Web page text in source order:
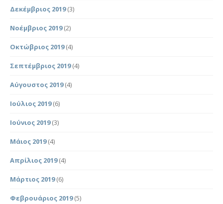
Δεκέμβριος 2019(3)
Νοέμβριος 2019(2)
Οκτώβριος 2019(4)
Σεπτέμβριος 2019(4)
Αύγουστος 2019(4)
Ιούλιος 2019(6)
Ιούνιος 2019(3)
Μάιος 2019(4)
Απρίλιος 2019(4)
Μάρτιος 2019(6)
Φεβρουάριος 2019(5)